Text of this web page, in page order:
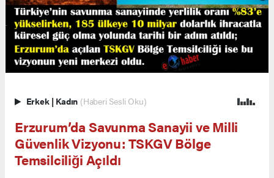
Erkek | Kadın (Haberi Sesli Oku)
Erzurum’da Savunma Sanayii ve Milli
Güvenlik Vizyonu: TSKGV Bölge
Temsilciliği Açıldı